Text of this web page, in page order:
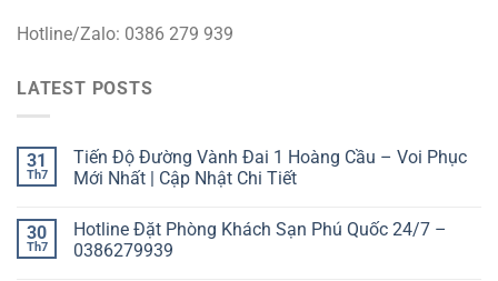
Hotline/Zalo: 0386 279 939
LATEST POSTS
31
Th7
Tiến Độ Đường Vành Đai 1 Hoàng Cầu – Voi Phục
Mới Nhất | Cập Nhật Chi Tiết
30
Th7
Hotline Đặt Phòng Khách Sạn Phú Quốc 24/7 –
0386279939